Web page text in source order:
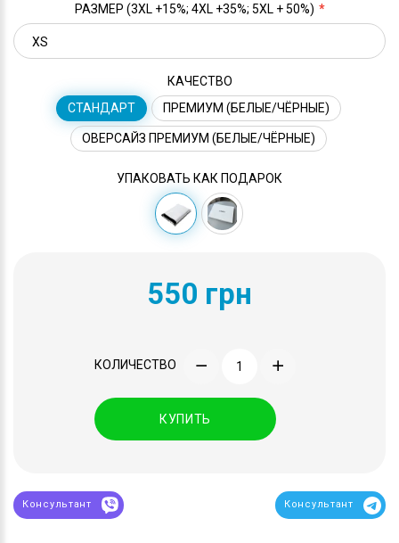
РАЗМЕР (3XL +15%; 4XL +35%; 5XL + 50%)
КАЧЕСТВО
СТАНДАРТ
ПРЕМИУМ (БЕЛЫЕ/ЧЁРНЫЕ)
ОВЕРСАЙЗ ПРЕМИУМ (БЕЛЫЕ/ЧЁРНЫЕ)
УПАКОВАТЬ КАК ПОДАРОК
550 грн
КОЛИЧЕСТВО
КУПИТЬ
Консультант Консультант